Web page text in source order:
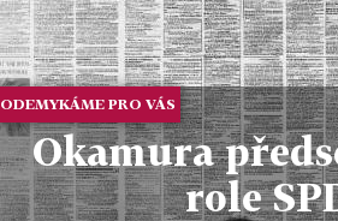
ODEMYKÁME PRO VÁS
Okamura
role